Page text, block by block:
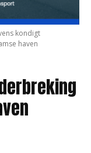
kondigt
haven